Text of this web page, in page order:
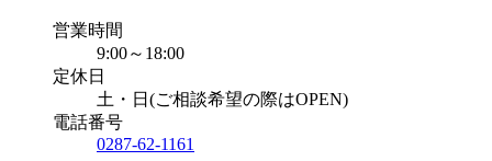
営業時間
9:00～18:00
定休日
土・日(ご相談希望の際はOPEN)
電話番号
0287-62-1161